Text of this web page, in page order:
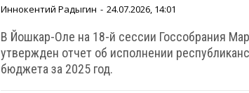
Иннокентий Радыгин - 24.07.2026, 14:01
В Йошкар-Оле на 18-й сессии Госсобрания
утвержден отчет об исполнении
бюджета за 2025 год.